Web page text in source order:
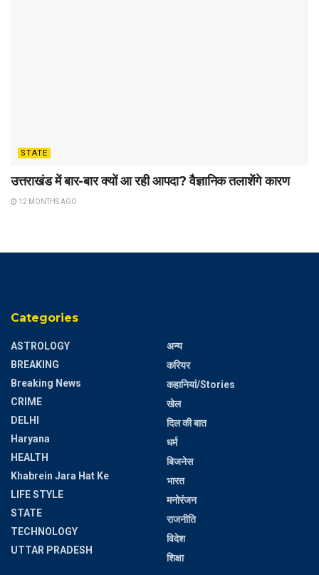
STATE
उत्तराखंड में बार-बार क्यों आ रही आपदा? वैज्ञानिक तलाशेंगे कारण
12 MONTHS AGO
Categories
ASTROLOGY
BREAKING
Breaking News
CRIME
DELHI
Haryana
HEALTH
Khabrein Jara Hat Ke
LIFE STYLE
STATE
TECHNOLOGY
UTTAR PRADESH
अन्य
करियर
कहानियां/Stories
खेल
दिल की बात
धर्म
बिजनेस
भारत
मनोरंजन
राजनीति
विदेश
शिक्षा